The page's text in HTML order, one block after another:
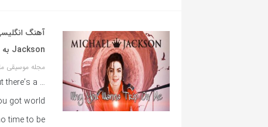
Jackson به همراه متن و ترجمه مجزا
مجله موسیقی
there’s a
got world
time to be